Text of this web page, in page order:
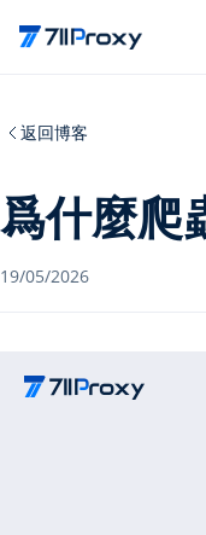
返回博客
爲什麼爬
19/05/2026